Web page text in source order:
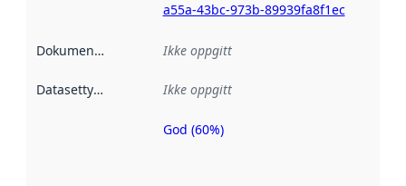
a55a-43bc-973b-89939fa8f1ec
Dokumentasjon Ikke oppgitt
Datasettype Ikke oppgitt
Metadatakvalitet
God (60%)